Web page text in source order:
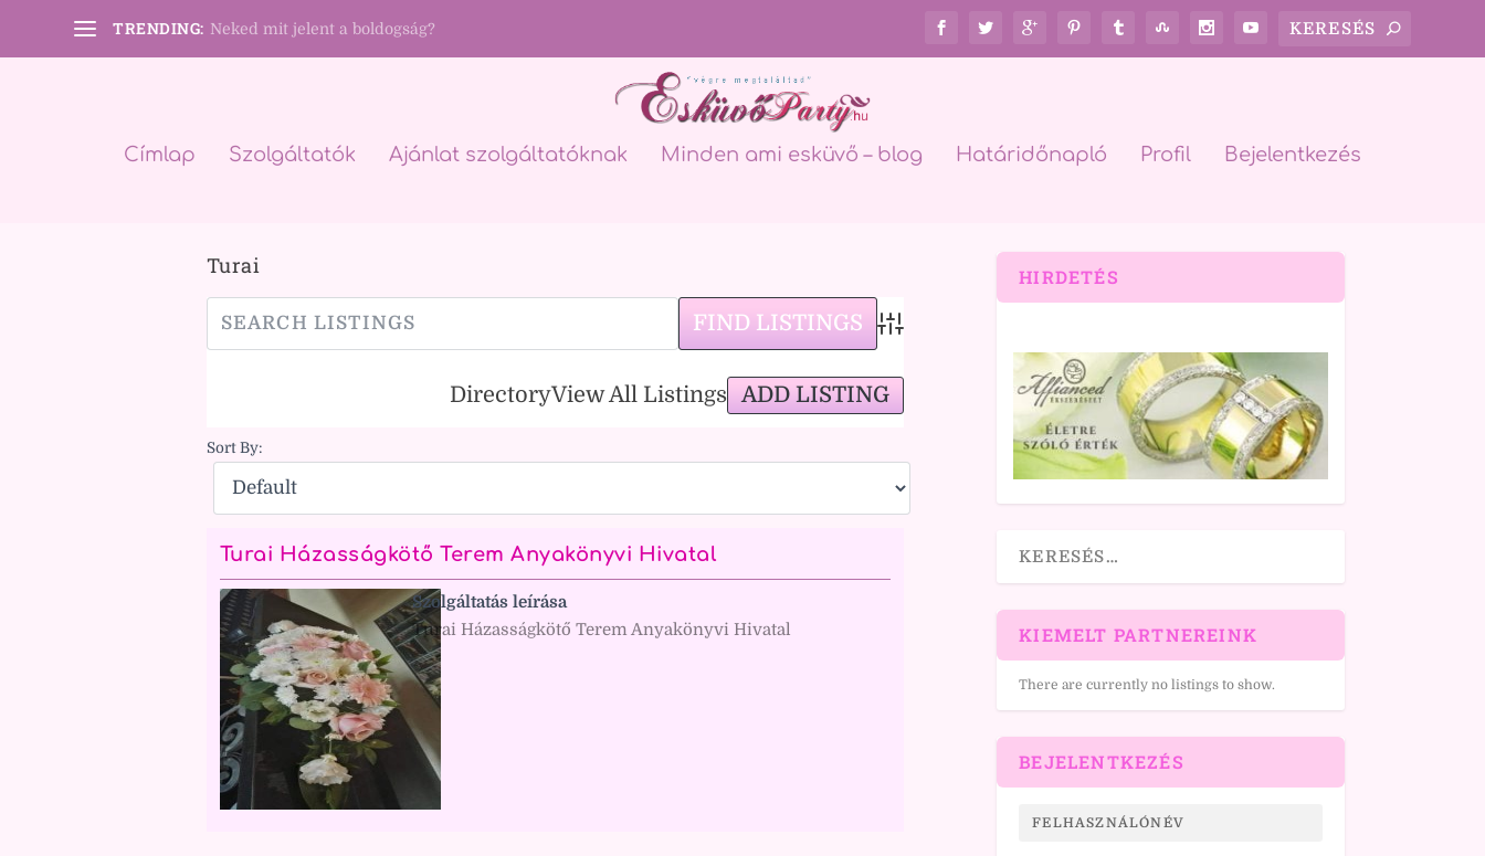
TRENDING: Neked mit jelent a boldogság?
Címlap Szolgáltatók Ajánlat szolgáltatóknak Minden ami esküvő – blog Határidőnapló Profil Bejelentkezés
Turai
Advanced Search
DirectoryView All Listings ADD LISTING
Sort By:
Turai Házasságkötő Terem Anyakönyvi Hivatal
Szolgáltatás leírása
Turai Házasságkötő Terem Anyakönyvi Hivatal
HIRDETÉS
KIEMELT PARTNEREINK
There are currently no listings to show.
BEJELENTKEZÉS